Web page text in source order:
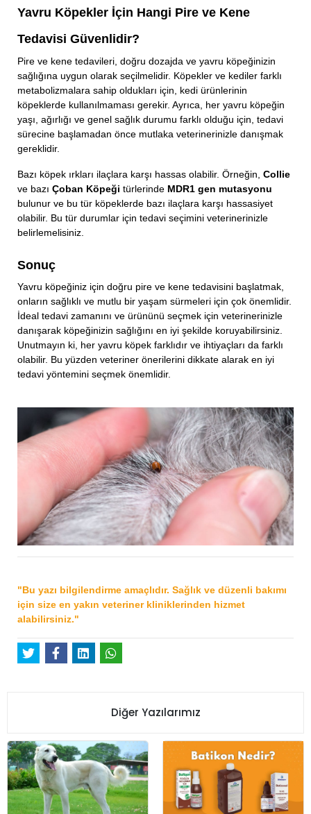
Yavru Köpekler İçin Hangi Pire ve Kene
Tedavisi Güvenlidir?
Pire ve kene tedavileri, doğru dozajda ve yavru köpeğinizin
sağlığına uygun olarak seçilmelidir. Köpekler ve kediler farklı
metabolizmalara sahip oldukları için, kedi ürünlerinin
köpeklerde kullanılmaması gerekir. Ayrıca, her yavru köpeğin
yaşı, ağırlığı ve genel sağlık durumu farklı olduğu için, tedavi
sürecine başlamadan önce mutlaka veterinerinizle danışmak
gereklidir.
Bazı köpek ırkları ilaçlara karşı hassas olabilir. Örneğin, Collie
ve bazı Çoban Köpeği türlerinde MDR1 gen mutasyonu
bulunur ve bu tür köpeklerde bazı ilaçlara karşı hassasiyet
olabilir. Bu tür durumlar için tedavi seçimini veterinerinizle
belirlemelisiniz.
Sonuç
Yavru köpeğiniz için doğru pire ve kene tedavisini başlatmak,
onların sağlıklı ve mutlu bir yaşam sürmeleri için çok önemlidir.
İdeal tedavi zamanını ve ürününü seçmek için veterinerinizle
danışarak köpeğinizin sağlığını en iyi şekilde koruyabilirsiniz.
Unutmayın ki, her yavru köpek farklıdır ve ihtiyaçları da farklı
olabilir. Bu yüzden veteriner önerilerini dikkate alarak en iyi
tedavi yöntemini seçmek önemlidir.
"Bu yazı bilgilendirme amaçlıdır. Sağlık ve düzenli bakımı
için size en yakın veteriner kliniklerinden hizmet
alabilirsiniz."
Diğer Yazılarımız